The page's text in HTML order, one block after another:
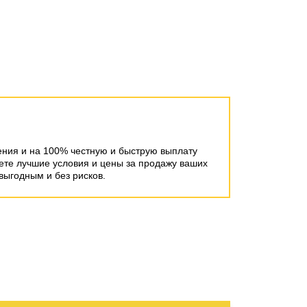
и на 100% честную и быструю выплату
лучшие условия и цены за продажу ваших
и без рисков.